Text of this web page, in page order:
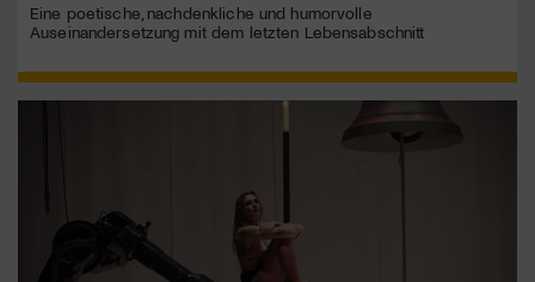
Eine poetische, nachdenkliche und humorvolle
Auseinandersetzung mit dem letzten Lebensabschnitt